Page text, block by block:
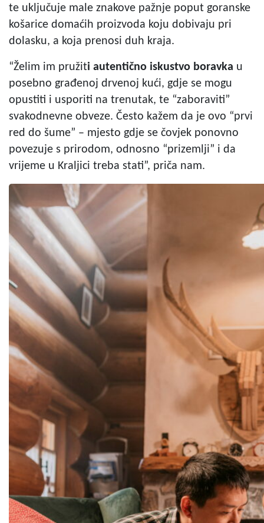
te uključuje male znakove pažnje poput goranske
košarice domaćih proizvoda koju dobivaju pri
dolasku, a koja prenosi duh kraja.
“Želim im pružiti autentično iskustvo boravka u
posebno građenoj drvenoj kući, gdje se mogu
opustiti i usporiti na trenutak, te “zaboraviti”
svakodnevne obveze. Često kažem da je ovo “prvi
red do šume” – mjesto gdje se čovjek ponovno
povezuje s prirodom, odnosno “prizemlji” i da
vrijeme u Kraljici treba stati”, priča nam.